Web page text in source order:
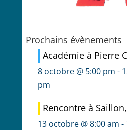
Prochains évènements
Académie à Pierre
8 octobre @ 5:00 pm -
pm
Rencontre à
13 octobre @ 8:00 am -